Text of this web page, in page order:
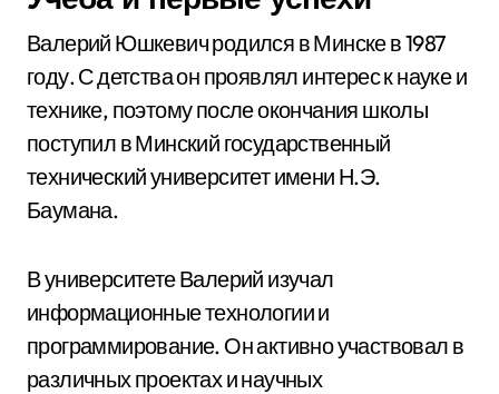
Валерий Юшкевич родился в Минске в 1987
году. С детства он проявлял интерес к науке и
технике, поэтому после окончания школы
поступил в Минский государственный
технический университет имени Н.Э.
Баумана.
В университете Валерий изучал
информационные технологии и
программирование. Он активно участвовал в
различных проектах и научных